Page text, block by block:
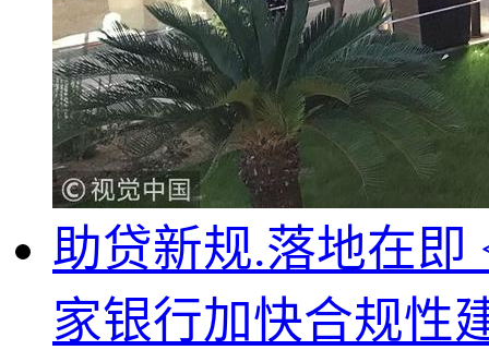
助贷新规.落地在即
家银行加快合规性